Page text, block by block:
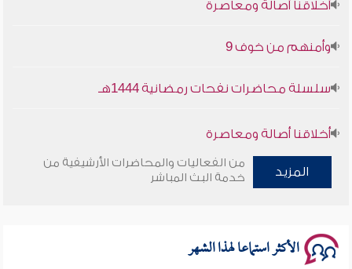
وأمنهم من خوف 9
سلسلة محاضرات نفحات رمضانية 1444هـ
أخلاقنا أصالة ومعاصرة
وأمنهم من خوف 9
المزيد
من الفعاليات والمحاضرات الأرشيفية من
خدمة البث المباشر
الأكثر استماعا لهذا الشهر